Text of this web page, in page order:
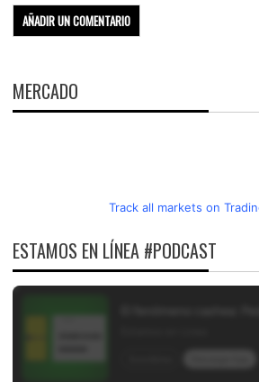
MERCADO
Track all markets on
ESTAMOS EN LÍNEA #PODCAST